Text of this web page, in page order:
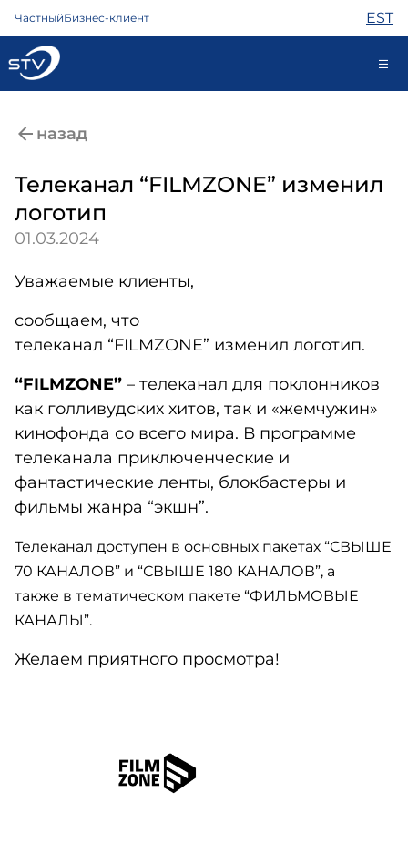
ЧастныйБизнес-клиент EST
Интернет
Телефон
Помощь
Магазин
Новости
назад
Телеканал “FILMZONE” изменил
логотип
01.03.2024
Уважаемые клиенты,
сообщаем, что
телеканал “FILMZONE” изменил логотип.
“FILMZONE” – телеканал для поклонников
как голливудских хитов, так и «жемчужин»
кинофонда со всего мира. В программе
телеканала приключенческие и
фантастические ленты, блокбастеры и
фильмы жанра “экшн”.
Телеканал доступен в основных пакетах “СВЫШЕ
70 КАНАЛОВ” и “СВЫШЕ 180 КАНАЛОВ”, а
также в тематическом пакете “ФИЛЬМОВЫЕ
КАНАЛЫ”.
Желаем приятного просмотра!